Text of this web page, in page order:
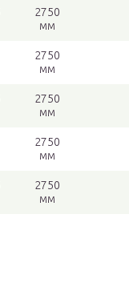
2750
мм
2750
мм
2750
мм
2750
мм
2750
мм